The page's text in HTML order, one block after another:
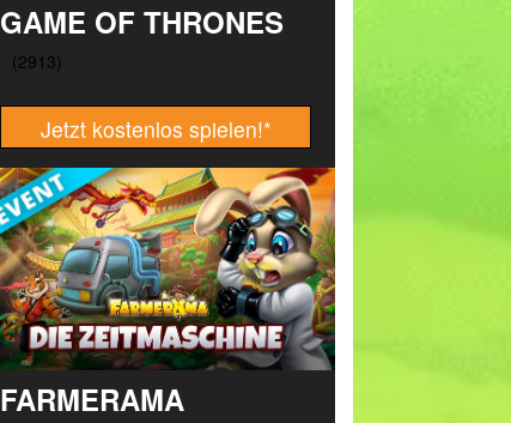
GAME OF THRONES
Jetzt kostenlos spielen!*
FARMERAMA